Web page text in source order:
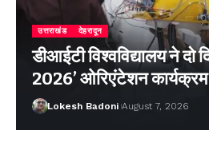
उत्तराखंड देहरादून
डीआईटी विश्वविद्यालय ने दो
2026’ ओरिएंटेशन
Lokesh Badoni August 7, 2026